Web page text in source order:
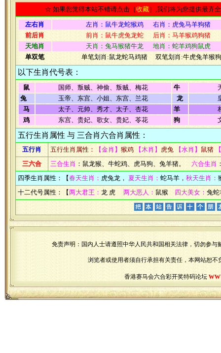
☆ 如果您觉得本站不错请点击［收藏］,我们将为您提供最齐
左右肖
左肖：鼠牛龙蛇猴鸡 右肖：虎兔马羊狗猪
前后肖
前肖：鼠牛虎兔龙蛇 后肖：马羊猴鸡狗猪
天地肖
天肖：兔马猴猪牛龙 地肖：蛇羊鸡狗鼠虎
单双笔
单笔划肖:鼠龙蛇马鸡猪 双笔划肖:牛虎兔羊猴狗
以下生肖代号表：
鼠 国师、叛贼、神偷、叛贼、梅花 牛
兔
玉帝、东宫、小姐、东宫、兰花 龙
马
太子、元帅、秀才、太子、杏花 羊
鸡
东宫、贵妃、歌女、贵妃、苓花 狗
五行生肖属性 与 三合肖六合肖属性：
五行肖 五行生肖属性： 【金肖】 猴鸡 【木肖】 虎兔 【水肖】 鼠猪
三六合
三合生肖 ：鼠龙猴、牛蛇鸡、虎马狗、兔羊猪。 六合生肖
四季生肖属性：【春天生肖： 虎兔龙， 夏天生肖： 蛇马羊， 秋天生肖：
十二代号属性：【两大君王： 龙 虎 两大恶人： 鼠猴 四大美女： 兔
免责声明：国内人士请遵照中华人民共和国相关法律，切勿参
浏览者或使用者须自行承担有关责任，本网站恕
香港赛马会六合彩开奖特码论坛